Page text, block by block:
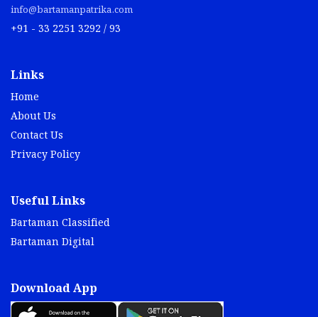
info@bartamanpatrika.com
+91 - 33 2251 3292 / 93
Links
Home
About Us
Contact Us
Privacy Policy
Useful Links
Bartaman Classified
Bartaman Digital
Download App